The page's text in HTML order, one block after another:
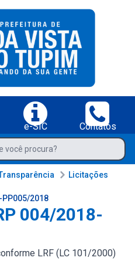
Boa Vista do Tupim-BA
Boa Vista do Tupim-BA;
e-SIC
Contatos
de Boa Vista do Tupim-BA
procura?
do Tupim-BALicitações
PP005/2018
004/2018-
LRF (LC 101/2000)